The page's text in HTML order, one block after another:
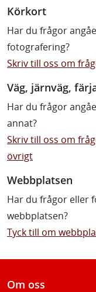
Körkort
Har du frågor
fotografering?
Skriv till oss om
Väg, järnväg,
Har du frågor
annat?
Skriv till oss om
övrigt
Webbplatsen
Har du frågor eller
webbplatsen?
Tyck till om
Om oss